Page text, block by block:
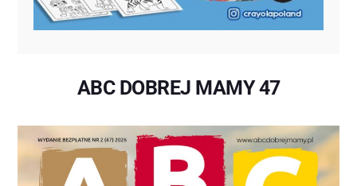
ABC DOBREJ MAMY 47